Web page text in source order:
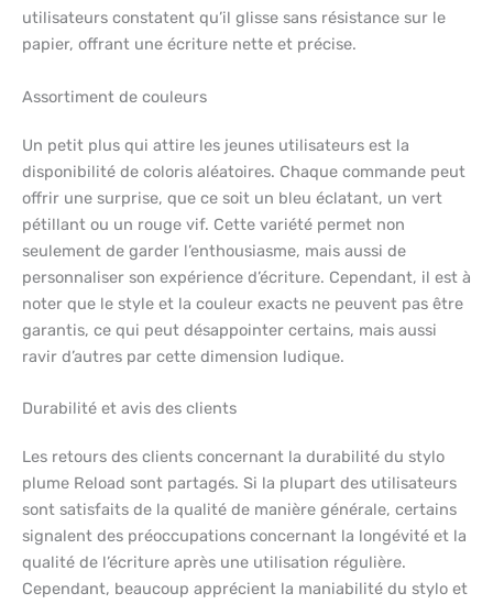
utilisateurs constatent qu’il glisse sans résistance sur le
papier, offrant une écriture nette et précise.
Assortiment de couleurs
Un petit plus qui attire les jeunes utilisateurs est la
disponibilité de coloris aléatoires. Chaque commande peut
offrir une surprise, que ce soit un bleu éclatant, un vert
pétillant ou un rouge vif. Cette variété permet non
seulement de garder l’enthousiasme, mais aussi de
personnaliser son expérience d’écriture. Cependant, il est à
noter que le style et la couleur exacts ne peuvent pas être
garantis, ce qui peut désappointer certains, mais aussi
ravir d’autres par cette dimension ludique.
Durabilité et avis des clients
Les retours des clients concernant la durabilité du stylo
plume Reload sont partagés. Si la plupart des utilisateurs
sont satisfaits de la qualité de manière générale, certains
signalent des préoccupations concernant la longévité et la
qualité de l’écriture après une utilisation régulière.
Cependant, beaucoup apprécient la maniabilité du stylo et